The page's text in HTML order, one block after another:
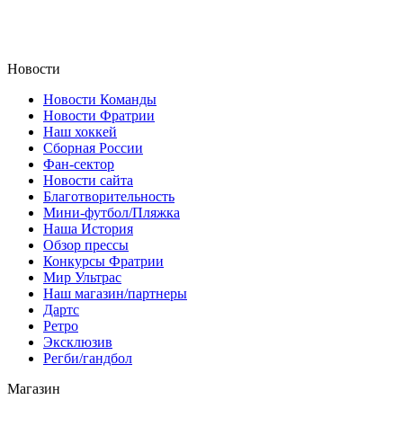
Новости
Новости Команды
Новости Фратрии
Наш хоккей
Сборная России
Фан-cектор
Новости сайта
Благотворительность
Мини-футбол/Пляжка
Наша История
Обзор прессы
Конкурсы Фратрии
Мир Ультрас
Наш магазин/партнеры
Дартс
Ретро
Эксклюзив
Регби/гандбол
Магазин